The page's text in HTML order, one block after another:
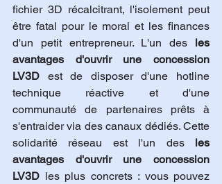
fichier 3D récalcitrant, l'isolement peut
être fatal pour le moral et les finances
d'un petit entrepreneur. L'un des les
avantages d'ouvrir une concession
LV3D est de disposer d'une hotline
technique réactive et d'une
communauté de partenaires prêts à
s'entraider via des canaux dédiés. Cette
solidarité réseau est l'un des les
avantages d'ouvrir une concession
LV3D les plus concrets : vous pouvez